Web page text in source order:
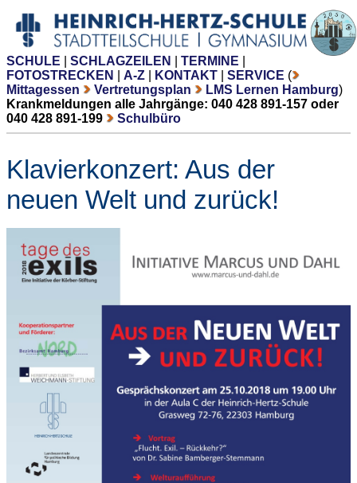
SCHULE SCHLAGZEILEN TERMINE
FOTOSTRECKEN
A-Z KONTAKT SERVICE (
Mittagessen
Vertretungsplan LMS Lernen Hamburg)
Krankmeldungen alle Jahrgänge: 040 428 891-157 oder
040 428 891-199
Schulbüro
Klavierkonzert: Aus der
neuen Welt und zurück!